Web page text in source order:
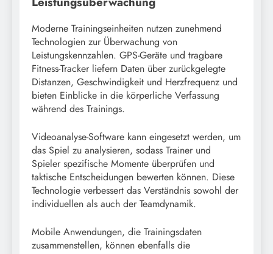
Moderne Trainingseinheiten nutzen zunehmend
Technologien zur Überwachung von
Leistungskennzahlen. GPS-Geräte und tragbare
Fitness-Tracker liefern Daten über zurückgelegte
Distanzen, Geschwindigkeit und Herzfrequenz und
bieten Einblicke in die körperliche Verfassung
während des Trainings.
Videoanalyse-Software kann eingesetzt werden, um
das Spiel zu analysieren, sodass Trainer und
Spieler spezifische Momente überprüfen und
taktische Entscheidungen bewerten können. Diese
Technologie verbessert das Verständnis sowohl der
individuellen als auch der Teamdynamik.
Mobile Anwendungen, die Trainingsdaten
zusammenstellen, können ebenfalls die